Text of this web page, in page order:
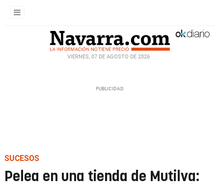
VIERNES, 07 DE AGOSTO DE 2026
SUCESOS
Pelea en una tienda de Mutilva: